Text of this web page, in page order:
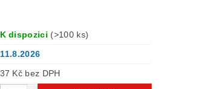
K dispozici (>100 ks)
11.8.2026
37 Kč bez DPH